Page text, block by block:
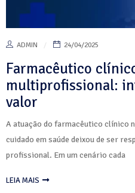
ADMIN 24/04/2025
Farmacêutico
multiprofissional:
valor
A atuação do farmacêutico clínico
cuidado em saúde deixou de ser
profissional. Em um cenário cada
LEIA MAIS